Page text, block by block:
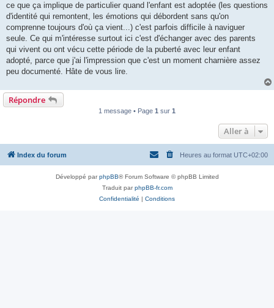
l
u
ce que ça implique de particulier quand l'enfant est adoptée (les questions
d'identité qui remontent, les émotions qui débordent sans qu'on
comprenne toujours d'où ça vient...) c'est parfois difficile à naviguer
seule. Ce qui m'intéresse surtout ici c'est d'échanger avec des parents
qui vivent ou ont vécu cette période de la puberté avec leur enfant
adopté, parce que j'ai l'impression que c'est un moment charnière assez
peu documenté. Hâte de vous lire.
Répondre
1 message • Page 1 sur 1
Aller à
Index du forum Heures au format UTC+02:00
Développé parphpBB® Forum Software © phpBB Limited
Traduit parphpBB-fr.com
Confidentialité | Conditions